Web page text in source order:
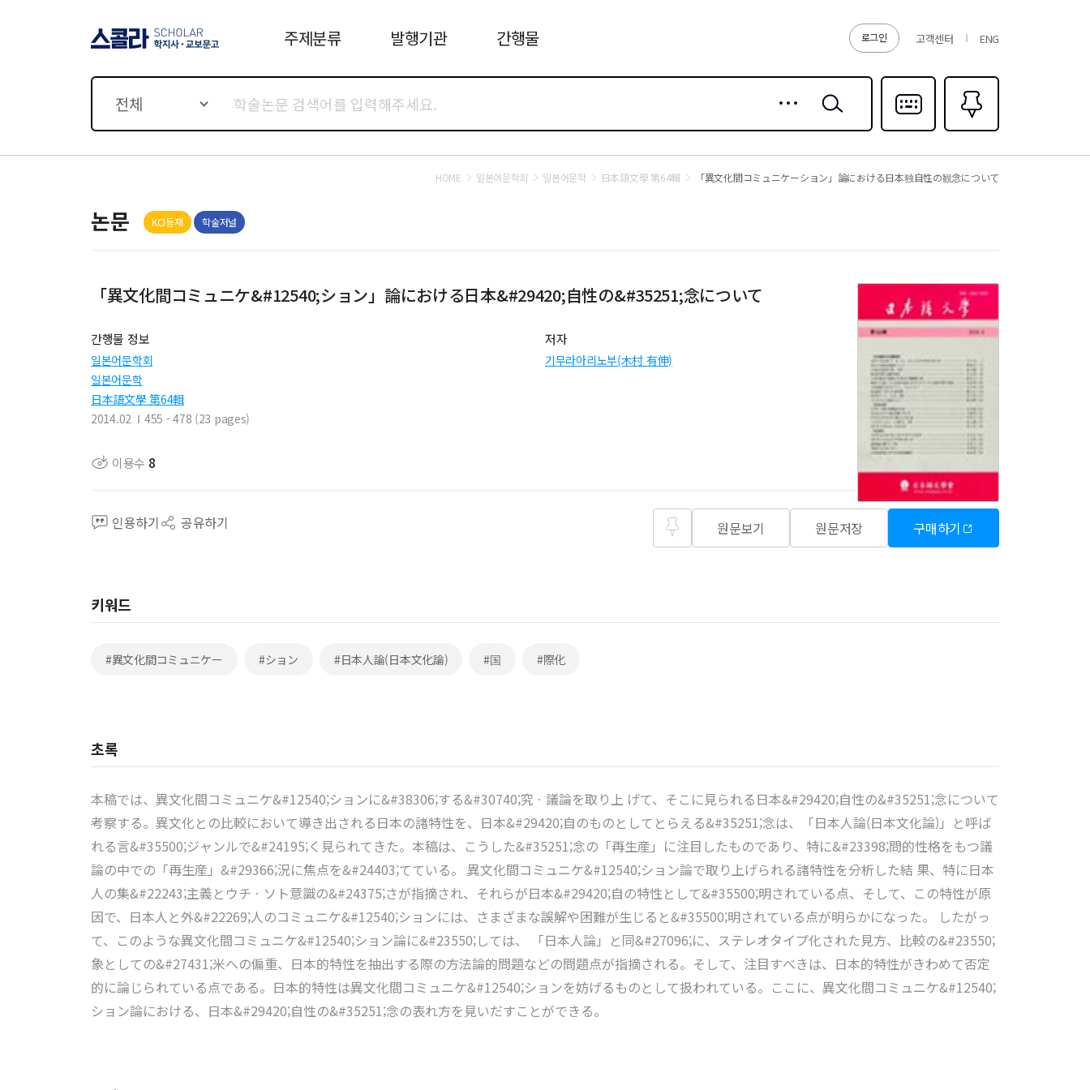
로그인 고객센터 ENG
주제분류 발행기관 간행물
전체
검색
다국어입력
즐겨찾기0
HOME 일본어문학회 일본어문학 日本語文學 第64輯 「異文化間コミュニケーション」論における日本独自性の観念について
논문 KCI등재 학술저널
「異文化間コミュニケ&#12540;ション」論における日本&#29420;自性の&#35251;念について
간행물 정보
일본어문학회
일본어문학
日本語文學 第64輯
2014.02
455 - 478 (23 pages)
저자
기무라아리노부(木村 有伸)
이용수 8
인용하기 공유하기 원문보기 원문저장 구매하기
키워드
#異文化間コミュニケー #ション #日本人論(日本文化論) #国 #際化
초록
本稿では、異文化間コミュニケ&#12540;ションに&#38306;する&#30740;究ㆍ議論を取り上 げて、そこに見られる日本&#29420;自性の&#35251;念について
考察する。異文化との比較において導き出される日本の諸特性を、日本&#29420;自のものとしてとらえる&#35251;念は、「日本人論(日本文化論)」と呼ば
れる言&#35500;ジャンルで&#24195;く見られてきた。本稿は、こうした&#35251;念の「再生産」に注目したものであり、特に&#23398;問的性格をもつ議
論の中での「再生産」&#29366;況に焦点を&#24403;てている。 異文化間コミュニケ&#12540;ション論で取り上げられる諸特性を分析した結 果、特に日本
人の集&#22243;主義とウチㆍソト意識の&#24375;さが指摘され、それらが日本&#29420;自の特性として&#35500;明されている点、そして、この特性が原
因で、日本人と外&#22269;人のコミュニケ&#12540;ションには、さまざまな誤解や困難が生じると&#35500;明されている点が明らかになった。 したがっ
て、このような異文化間コミュニケ&#12540;ション論に&#23550;しては、 「日本人論」と同&#27096;に、ステレオタイプ化された見方、比較の&#23550;
象としての&#27431;米への偏重、日本的特性を抽出する際の方法論的問題などの問題点が指摘される。そして、注目すべきは、日本的特性がきわめて否定
的に論じられている点である。日本的特性は異文化間コミュニケ&#12540;ションを妨げるものとして扱われている。ここに、異文化間コミュニケ&#12540;
ション論における、日本&#29420;自性の&#35251;念の表れ方を見いだすことができる。